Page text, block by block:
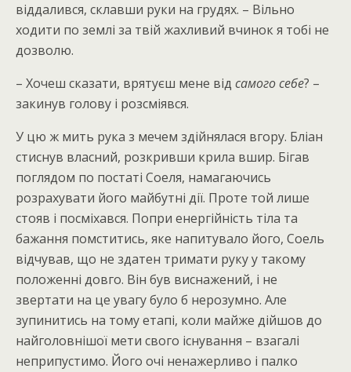
віддалився, склавши руки на грудях. – Вільно
ходити по землі за твій жахливий вчинок я тобі не
дозволю.
– Хочеш сказати, врятуєш мене від самого себе? –
закинув голову і розсміявся.
У цю ж мить рука з мечем здійнялася вгору. Бліан
стиснув власний, розкривши крила вшир. Бігав
поглядом по постаті Соеля, намагаючись
розрахувати його майбутні дії. Проте той лише
стояв і посміхався. Попри енергійність тіла та
бажання помститись, яке напитувало його, Соель
відчував, що не здатен тримати руку у такому
положенні довго. Він був виснажений, і не
звертати на це увагу було б нерозумно. Але
зупинитись на тому етапі, коли майже дійшов до
найголовнішої мети свого існування – взагалі
неприпустимо. Його очі ненажерливо і палко